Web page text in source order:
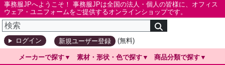
事務服JPへようこそ！ 事務服JPは全国の法人・個人の皆様に、オフィス
ウェア・ユニフォームをご提供するオンラインショップです。
ログイン 新規ユーザー登録 (無料)
メーカーで探す 素材・形状・色で探す 商品分類で探す